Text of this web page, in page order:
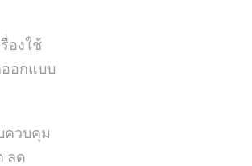
องใช้
ออกแบบ
ควบคุม
ลด